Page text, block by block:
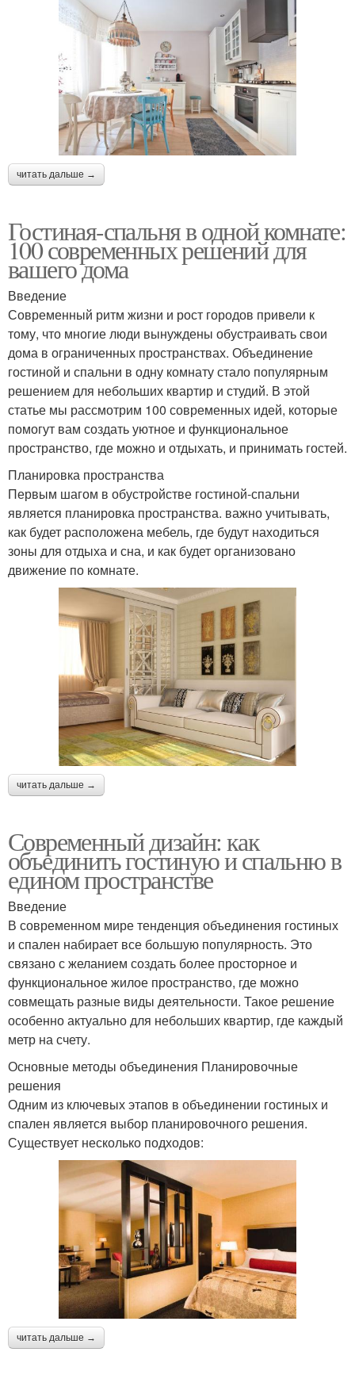
читать дальше →
Гостиная-спальня в одной комнате:
100 современных решений для
вашего дома
Введение
Современный ритм жизни и рост городов привели к
тому, что многие люди вынуждены обустраивать свои
дома в ограниченных пространствах. Объединение
гостиной и спальни в одну комнату стало популярным
решением для небольших квартир и студий. В этой
статье мы рассмотрим 100 современных идей, которые
помогут вам создать уютное и функциональное
пространство, где можно и отдыхать, и принимать гостей.
Планировка пространства
Первым шагом в обустройстве гостиной-спальни
является планировка пространства. важно учитывать,
как будет расположена мебель, где будут находиться
зоны для отдыха и сна, и как будет организовано
движение по комнате.
читать дальше →
Современный дизайн: как
объединить гостиную и спальню в
едином пространстве
Введение
В современном мире тенденция объединения гостиных
и спален набирает все большую популярность. Это
связано с желанием создать более просторное и
функциональное жилое пространство, где можно
совмещать разные виды деятельности. Такое решение
особенно актуально для небольших квартир, где каждый
метр на счету.
Основные методы объединения Планировочные
решения
Одним из ключевых этапов в объединении гостиных и
спален является выбор планировочного решения.
Существует несколько подходов:
читать дальше →